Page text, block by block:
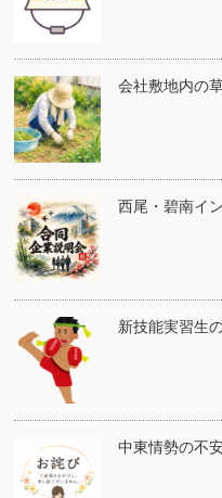
会社敷地内の
西尾・碧南イ
新技能実習生
中東情勢の不